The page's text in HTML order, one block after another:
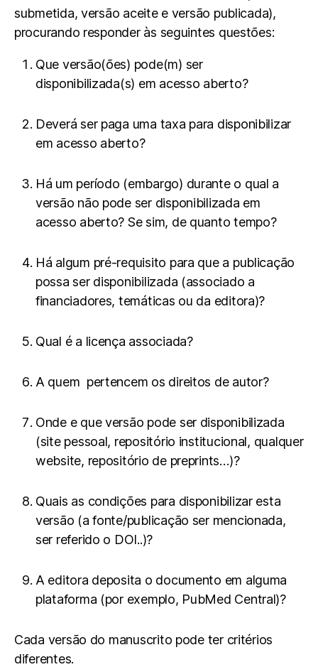
submetida, versão aceite e versão publicada),
procurando responder às seguintes questões:
Que versão(ões) pode(m) ser
disponibilizada(s) em acesso aberto?
Deverá ser paga uma taxa para disponibilizar
em acesso aberto?
Há um período (embargo) durante o qual a
versão não pode ser disponibilizada em
acesso aberto? Se sim, de quanto tempo?
Há algum pré-requisito para que a publicação
possa ser disponibilizada (associado a
financiadores, temáticas ou da editora)?
Qual é a licença associada?
A quem pertencem os direitos de autor?
Onde e que versão pode ser disponibilizada
(site pessoal, repositório institucional, qualquer
website, repositório de preprints…)?
Quais as condições para disponibilizar esta
versão (a fonte/publicação ser mencionada,
ser referido o DOI..)?
A editora deposita o documento em alguma
plataforma (por exemplo, PubMed Central)?
Cada versão do manuscrito pode ter critérios
diferentes.